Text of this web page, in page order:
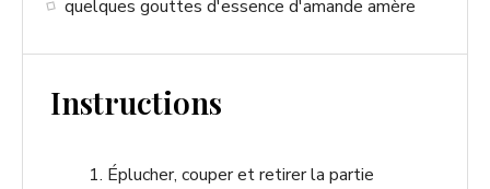
quelques gouttes d'essence d'amande amère
Instructions
Éplucher, couper et retirer la partie